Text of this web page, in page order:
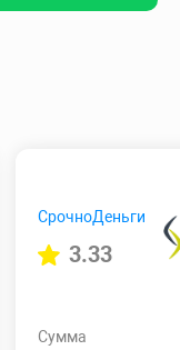
СрочноДеньги
3.33
Сумма